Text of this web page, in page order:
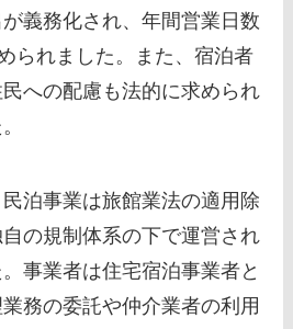
義務化され、年間営業日数
られました。また、宿泊者
への配慮も法的に求められ
泊事業は旅館業法の適用除
の規制体系の下で運営され
事業者は住宅宿泊事業者と
務の委託や仲介業者の利用